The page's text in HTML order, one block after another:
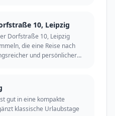
10, Leipzig
Dorfstraße 10, Leipzig
die eine Reise nach
und persönlicher
gut in eine kompakte
klassische Urlaubstage